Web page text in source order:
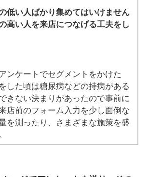
低い人ばかり集めてはいけません
高い人を来店につなげる工夫をし
ンケートでセグメントをかけた
した頃は糖尿病などの持病がある
きない決まりがあったので事前に
店前のフォーム入力を少し面倒な
を測ったり、さまざまな施策を盛